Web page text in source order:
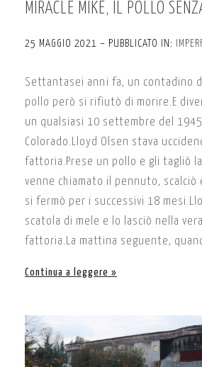
MIRACLE MIKE, IL POLLO
25 MAGGIO 2021 – PUBBLICATO IN:
Settantasei anni fa, un contadino
pollo però si rifiutò di morire.E
un qualsiasi 10 settembre del
Colorado.Lloyd Olsen stava
fattoria.Prese un pollo e gli tagliò
venne chiamato il pennuto, scalciò
si fermò per i successivi 18
scatola di mele e lo lasciò nella
fattoria.La mattina seguente,
Continua a leggere